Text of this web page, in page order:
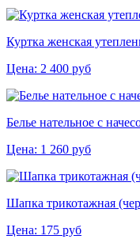
Куртка женская
Цена: 2 400 руб
Белье нательное с
Цена: 1 260 руб
Шапка трикотажная
Цена: 175 руб